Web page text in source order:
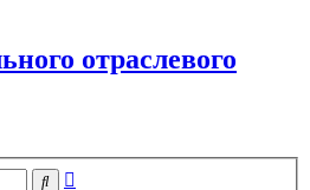
отраслевого
Поиск